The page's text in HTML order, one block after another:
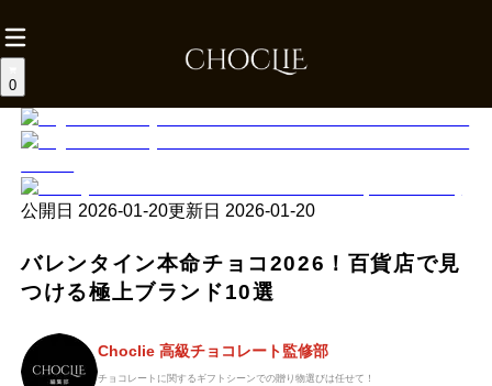
0
公開日 2026-01-20更新日 2026-01-20
バレンタイン本命チョコ2026！百貨店で見
つける極上ブランド10選
Choclie 高級チョコレート監修部
チョコレートに関するギフトシーンでの贈り物選びは任せて！